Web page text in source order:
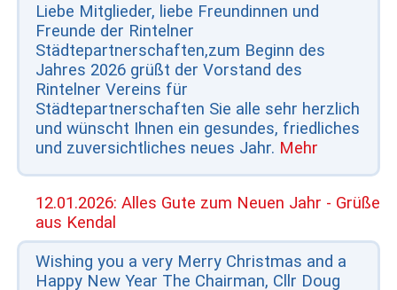
Liebe Mitglieder, liebe Freundinnen und
Freunde der Rintelner
Städtepartnerschaften,​ zum Beginn des
Jahres 2026 grüßt der Vorstand des
Rintelner Vereins für
Städtepartnerschaften Sie alle sehr herzlich
und wünscht Ihnen ein gesundes, friedliches
und zuversichtliches neues Jahr. Mehr
12.01.2026: Alles Gute zum Neuen Jahr - Grüße
aus Kendal
Wishing you a very Merry Christmas and a
Happy New Year The Chairman, Cllr Doug